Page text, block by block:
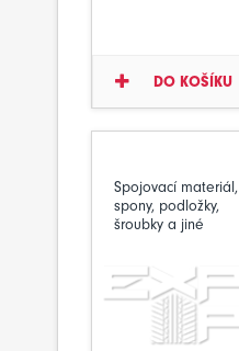
DO KOŠÍKU
Spojovací materiál,
spony, podložky,
šroubky a jiné